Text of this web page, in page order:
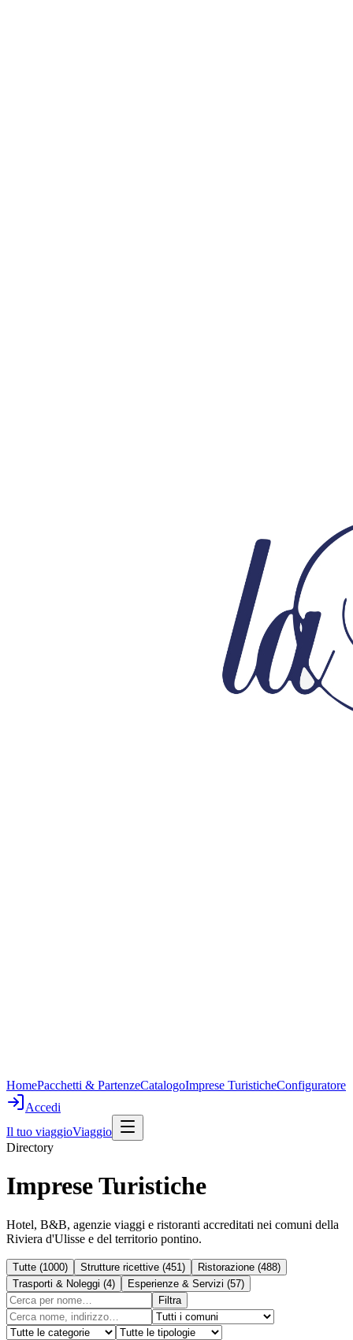
HomePacchetti & PartenzeCatalogoImprese TuristicheConfiguratore
Accedi
Il tuo viaggioViaggio
Directory
Imprese Turistiche
Hotel, B&B, agenzie viaggi e ristoranti accreditati nei comuni della
Riviera d'Ulisse e del territorio pontino.
Tutte (1000) Strutture ricettive (451 ) Ristorazione (488)
Trasporti & Noleggi (4) Esperienze & Servizi (57)
Filtra